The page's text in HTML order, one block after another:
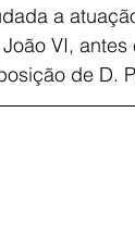
a
VI,
de D.